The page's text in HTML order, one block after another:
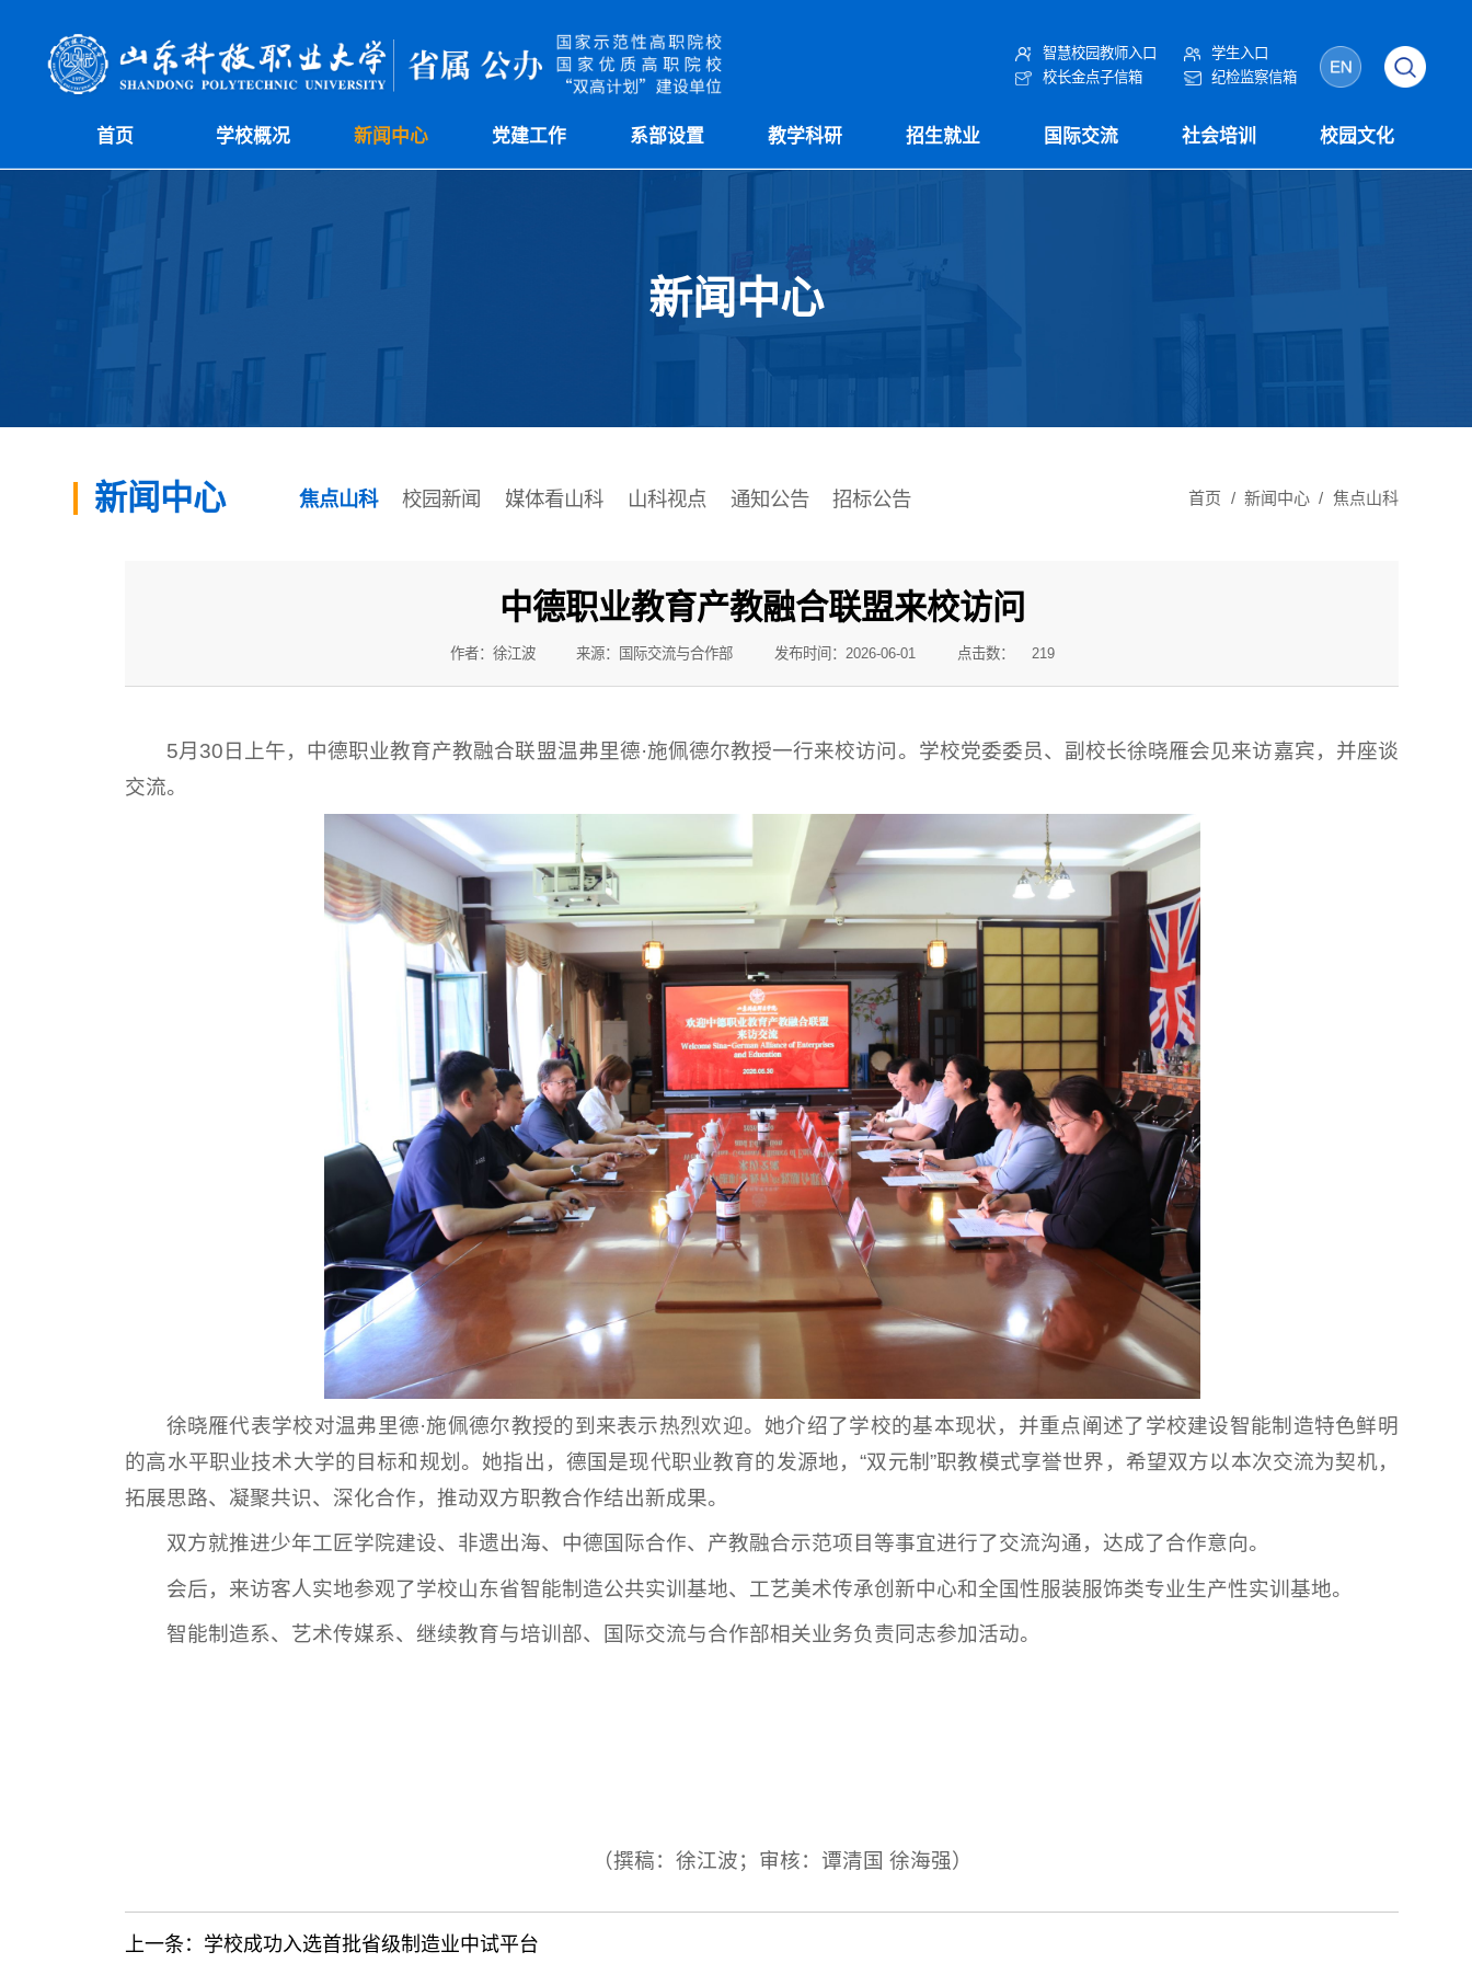
智慧校园教师入口
校长金点子信箱
学生入口
纪检监察信箱
首页 学校概况 新闻中心 党建工作 系部设置 教学科研 招生就业 国际交流 社会培训 校园文化
新闻中心
新闻中心 焦点山科 校园新闻 媒体看山科 山科视点 通知公告 招标公告 首页 / 新闻中心 / 焦点山科
中德职业教育产教融合联盟来校访问
作者：徐江波 来源：国际交流与合作部 发布时间：2026-06-01 点击数： 219
5月30日上午，中德职业教育产教融合联盟温弗里德·施佩德尔教授一行来校访问。学校党委委员、副校长徐晓雁会见来访嘉宾，并座谈
交流。
徐晓雁代表学校对温弗里德·施佩德尔教授的到来表示热烈欢迎。她介绍了学校的基本现状，并重点阐述了学校建设智能制造特色鲜明
的高水平职业技术大学的目标和规划。她指出，德国是现代职业教育的发源地，“双元制”职教模式享誉世界，希望双方以本次交流为契机，
拓展思路、凝聚共识、深化合作，推动双方职教合作结出新成果。
双方就推进少年工匠学院建设、非遗出海、中德国际合作、产教融合示范项目等事宜进行了交流沟通，达成了合作意向。
会后，来访客人实地参观了学校山东省智能制造公共实训基地、工艺美术传承创新中心和全国性服装服饰类专业生产性实训基地。
智能制造系、艺术传媒系、继续教育与培训部、国际交流与合作部相关业务负责同志参加活动。
（撰稿：徐江波；审核：谭清国 徐海强）
上一条： 学校成功入选首批省级制造业中试平台